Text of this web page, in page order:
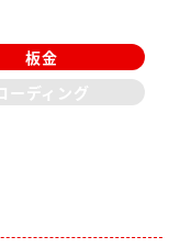
板金
ーディング